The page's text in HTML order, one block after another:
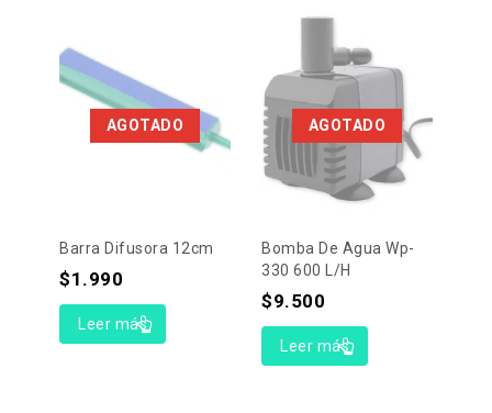
AGOTADO
Barra Difusora 12cm
$1.990
Leer más
AGOTADO
Bomba De Agua Wp-
330 600 L/h
$9.500
Leer más